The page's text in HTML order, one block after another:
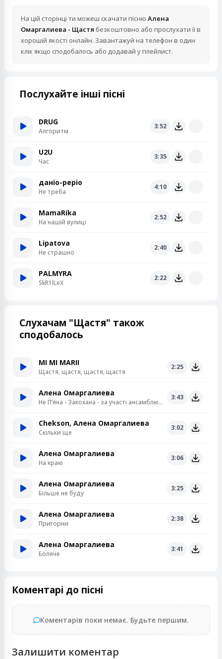
На цій сторінці ти можеш скачати пісню Алена
Омаргалиева - Щастя безкоштовно або прослухати її в
хорошій якості онлайн. Завантажуй на телефон в один
клік якщо сподобалось або додавай у плейлист.
Послухайте інші пісні
DRUG
Алгоритм
3:52
U2U
Час
3:35
даніо-реріо
Не треба
4:10
MamaRika
На нашій вулиці
2:52
Lipatova
Не страшно
2:40
PALMYRA
SkR1lLeX
2:22
Слухачам "Щастя" також
сподобалось
MI MI MARII
Щастя, щастя, щастя, щастя
2:25
Алена Омаргалиева
Не Пʼяна - Закохана - за участі ансамблю «Кралиця»
3:43
Chekson, Алена Омаргалиева
Скільки ще
3:02
Алена Омаргалиева
На краю
3:06
Алена Омаргалиева
Більше не буду
3:25
Алена Омаргалиева
Пригорни
2:38
Алена Омаргалиева
Боляче
3:41
Коментарі до пісні
Коментарів поки немає. Будьте першим.
Залишити коментар